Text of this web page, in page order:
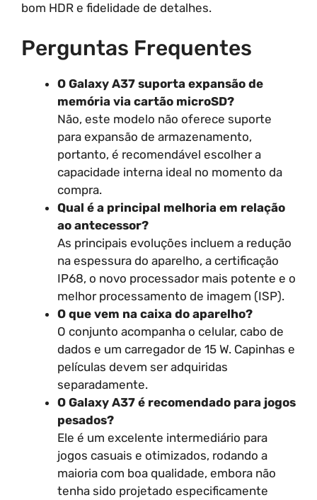
bom HDR e fidelidade de detalhes.
Perguntas Frequentes
O Galaxy A37 suporta expansão de
memória via cartão microSD?
Não, este modelo não oferece suporte
para expansão de armazenamento,
portanto, é recomendável escolher a
capacidade interna ideal no momento da
compra.
Qual é a principal melhoria em relação
ao antecessor?
As principais evoluções incluem a redução
na espessura do aparelho, a certificação
IP68, o novo processador mais potente e o
melhor processamento de imagem (ISP).
O que vem na caixa do aparelho?
O conjunto acompanha o celular, cabo de
dados e um carregador de 15 W. Capinhas e
películas devem ser adquiridas
separadamente.
O Galaxy A37 é recomendado para jogos
pesados?
Ele é um excelente intermediário para
jogos casuais e otimizados, rodando a
maioria com boa qualidade, embora não
tenha sido projetado especificamente